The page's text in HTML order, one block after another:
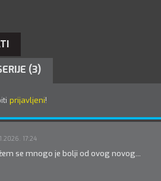
(3)
prijavljeni!
17:24
se mnogo je bolji od ovog novog...